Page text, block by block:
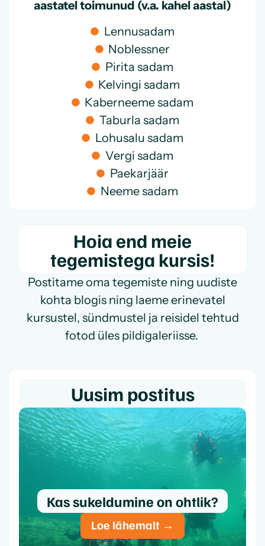
aastatel toimunud (v.a. kahel aastal)
Lennusadam
Noblessner
Pirita sadam
Kelvingi sadam
Kaberneeme sadam
Taburla sadam
Lohusalu sadam
Vergi sadam
Paekarjäär
Neeme sadam
Hoia end meie
tegemistega kursis!
Postitame oma tegemiste ning uudiste
kohta blogis ning laeme erinevatel
kursustel, sündmustel ja reisidel tehtud
fotod üles pildigaleriisse.
Uusim postitus
Kas sukeldumine on ohtlik?
Loe lähemalt →